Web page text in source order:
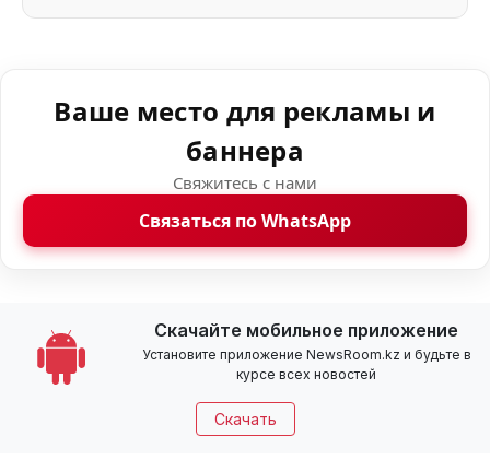
Ваше место для рекламы и
баннера
Свяжитесь с нами
Связаться по WhatsApp
Скачайте мобильное приложение
Установите приложение NewsRoom.kz и будьте в
курсе всех новостей
Скачать